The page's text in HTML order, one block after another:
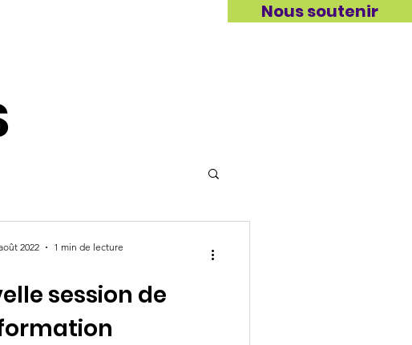
Nous soutenir
session de
2022 1 min de lecture